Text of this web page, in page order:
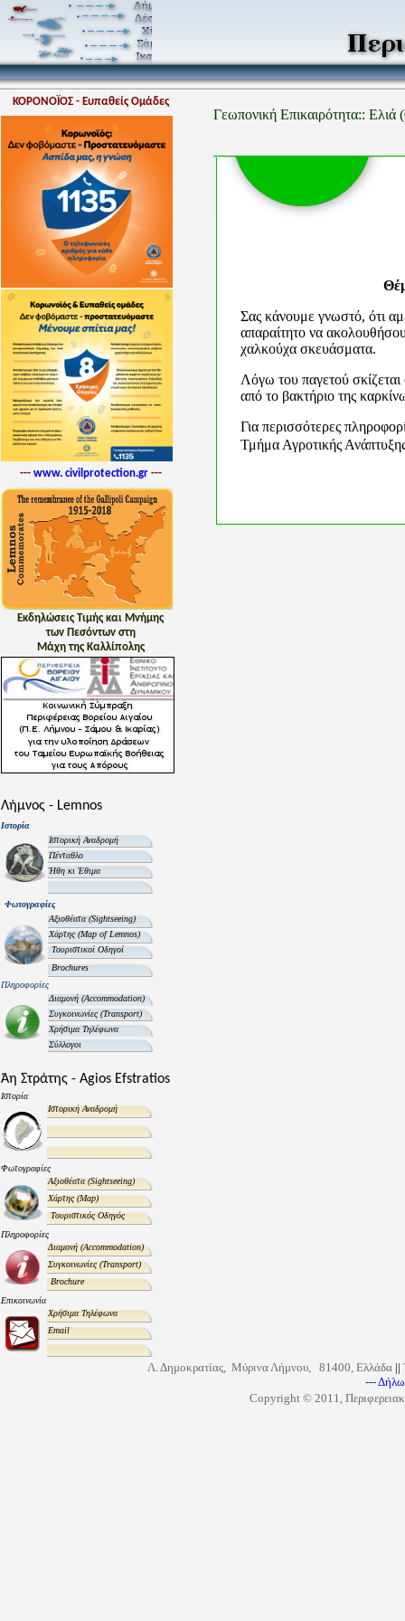
ΚΟΡΟΝΟΪΟΣ - Ευπαθείς Ομάδες
--- www. civilprotection.gr---
Εκδηλώσεις Τιμής και Μνήμης
των Πεσόντων στη
Μάχη της Καλλίπολης
Λήμνος - Lemnos
Ιστορία
Ιστορική Αναδρομή
Πένταθλο
Ήθη κι Έθιμα
Φωτογραφίες
Αξιοθέατα(Sightseeing)
Χάρτης(Map of Lemnos)
Τουριστικοί Οδηγοί
Brochures
Πληροφορίες
Διαμονή (Accommodation)
Συγκοινωνίες (Transport)
Χρήσιμα Τηλέφωνα
Σύλλογοι
Άη Στράτης - Agios Efstratios
Ιστορία
Ιστορική Αναδρομή
Φωτογραφίες
Αξιοθέατα(Sightseeing)
Χάρτης(Map)
Τουριστικός Οδηγός
Πληροφορίες
Διαμονή(Accommodation)
Συγκοινωνίες(Transport)
Brochure
Επικοινωνία
Χρήσιμα Τηλέφωνα
Email
Γεωπονική Επικαιρότητα:: Ελιά
Σας κάνουμε γνωστό, ότι
απαραίτητο να
χαλκούχα σκευάσματα.
Λόγω του παγετού
από το βακτήριο της
Για περισσότερες
Τμήμα Αγροτικής
Λ. Δημοκρατίας, Μύρινα Λήμνου, 81400, Ελλάδα ||
---
Copyright © 2011,